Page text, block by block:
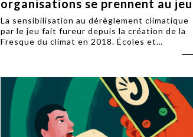
organisations se prennent au jeu
La sensibilisation au dérèglement climatique
par le jeu fait fureur depuis la création de la
Fresque du climat en 2018. Écoles et
entreprises s’empressent de faire jouer leurs